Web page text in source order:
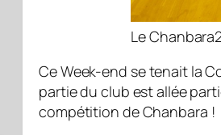
Le
Ce Week-end se tenait la
partie du club est allée
compétition de Chanbara !